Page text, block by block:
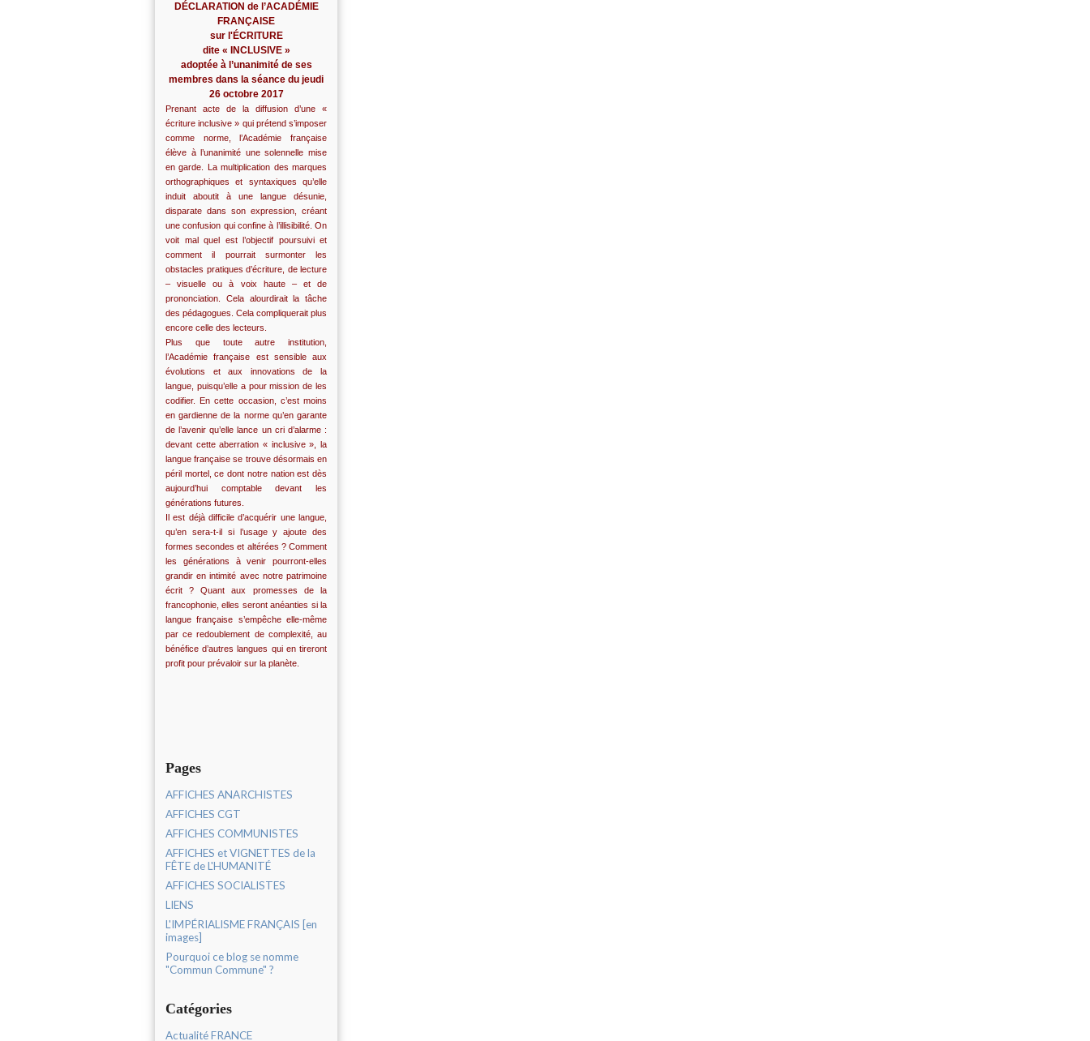
DÉCLARATION de l’ACADÉMIE
FRANÇAISE
sur l'ÉCRITURE
dite « INCLUSIVE »
adoptée à l’unanimité de ses
membres dans la séance du jeudi
26 octobre 2017
Prenant acte de la diffusion d’une «
écriture inclusive » qui prétend s’imposer
comme norme, l’Académie française
élève à l’unanimité une solennelle mise
en garde. La multiplication des marques
orthographiques et syntaxiques qu’elle
induit aboutit à une langue désunie,
disparate dans son expression, créant
une confusion qui confine à l’illisibilité. On
voit mal quel est l’objectif poursuivi et
comment il pourrait surmonter les
obstacles pratiques d’écriture, de lecture
– visuelle ou à voix haute – et de
prononciation. Cela alourdirait la tâche
des pédagogues. Cela compliquerait plus
encore celle des lecteurs.
Plus que toute autre institution,
l’Académie française est sensible aux
évolutions et aux innovations de la
langue, puisqu’elle a pour mission de les
codifier. En cette occasion, c’est moins
en gardienne de la norme qu’en garante
de l’avenir qu’elle lance un cri d’alarme :
devant cette aberration « inclusive », la
langue française se trouve désormais en
péril mortel, ce dont notre nation est dès
aujourd’hui comptable devant les
générations futures.
Il est déjà difficile d’acquérir une langue,
qu’en sera-t-il si l’usage y ajoute des
formes secondes et altérées ? Comment
les générations à venir pourront-elles
grandir en intimité avec notre patrimoine
écrit ? Quant aux promesses de la
francophonie, elles seront anéanties si la
langue française s’empêche elle-même
par ce redoublement de complexité, au
bénéfice d’autres langues qui en tireront
profit pour prévaloir sur la planète.
Pages
AFFICHES ANARCHISTES
AFFICHES CGT
AFFICHES COMMUNISTES
AFFICHES et VIGNETTES de la
FÊTE de L'HUMANITÉ
AFFICHES SOCIALISTES
LIENS
L'IMPÉRIALISME FRANÇAIS [en
images]
Pourquoi ce blog se nomme
"Commun Commune" ?
Catégories
Actualité FRANCE